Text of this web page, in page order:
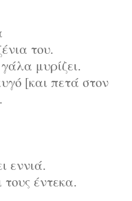
του.
μυρίζει.
[και πετά στον
εννιά.
έντεκα.